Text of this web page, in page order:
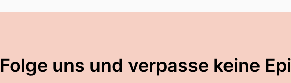
Folge uns und verpasse keine